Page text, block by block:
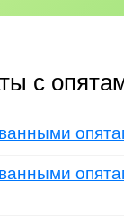
с